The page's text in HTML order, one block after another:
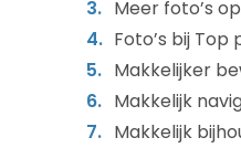
Meer foto’s
Foto’s bij Top
Makkelijker
Makkelijk
Makkelijk